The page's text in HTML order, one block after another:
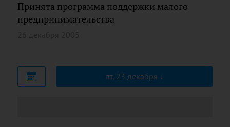
Принята программа поддержки малого
предпринимательства
пт, 23 декабря